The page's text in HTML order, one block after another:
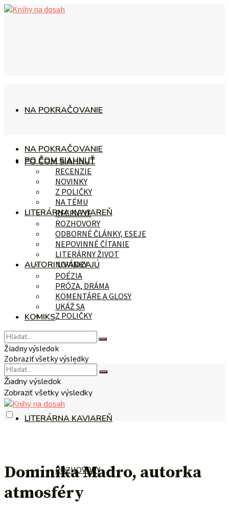
NA POKRAČOVANIE
PO ČOM SIAHNUŤ
RECENZIE
NOVINKY
Z POLIČKY
NA TÉMU
LITERÁRNA KAVIAREŇ
ROZHOVORY
NA POKRAČOVANIE
PO ČOM SIAHNUŤ
RECENZIE
NOVINKY
Z POLIČKY
NA TÉMU
LITERÁRNA KAVIAREŇ
ROZHOVORY
ODBORNÉ ČLÁNKY, ESEJE
NEPOVINNÉ ČÍTANIE
LITERÁRNY ŽIVOT
AUTORI UVÁDZAJÚ
POÉZIA
PRÓZA, DRÁMA
KOMENTÁRE A GLOSY
UKÁŽ SA
KOMIKS
Žiadny výsledok
Zobraziť všetky výsledky
Žiadny výsledok
Zobraziť všetky výsledky
Dominika Madro, autorka
atmosféry